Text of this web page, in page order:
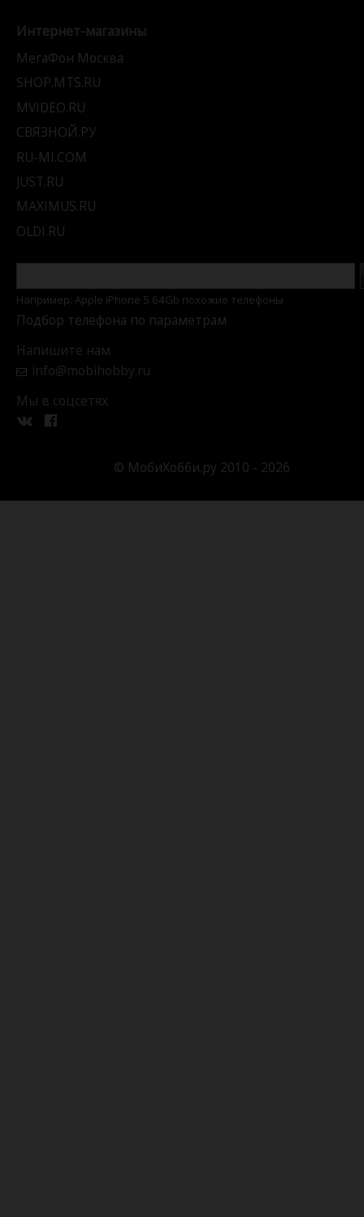
Интернет-магазины
МегаФон Москва
SHOP.MTS.RU
MVIDEO.RU
СВЯЗНОЙ.РУ
RU-MI.COM
JUST.RU
MAXIMUS.RU
OLDI.RU
Например: Apple iPhone 5 64Gb похожие телефоны
Подбор телефона по параметрам
Напишите нам
info@mobihobby.ru
Мы в соцсетях
© МобиХобби.ру 2010 - 2026